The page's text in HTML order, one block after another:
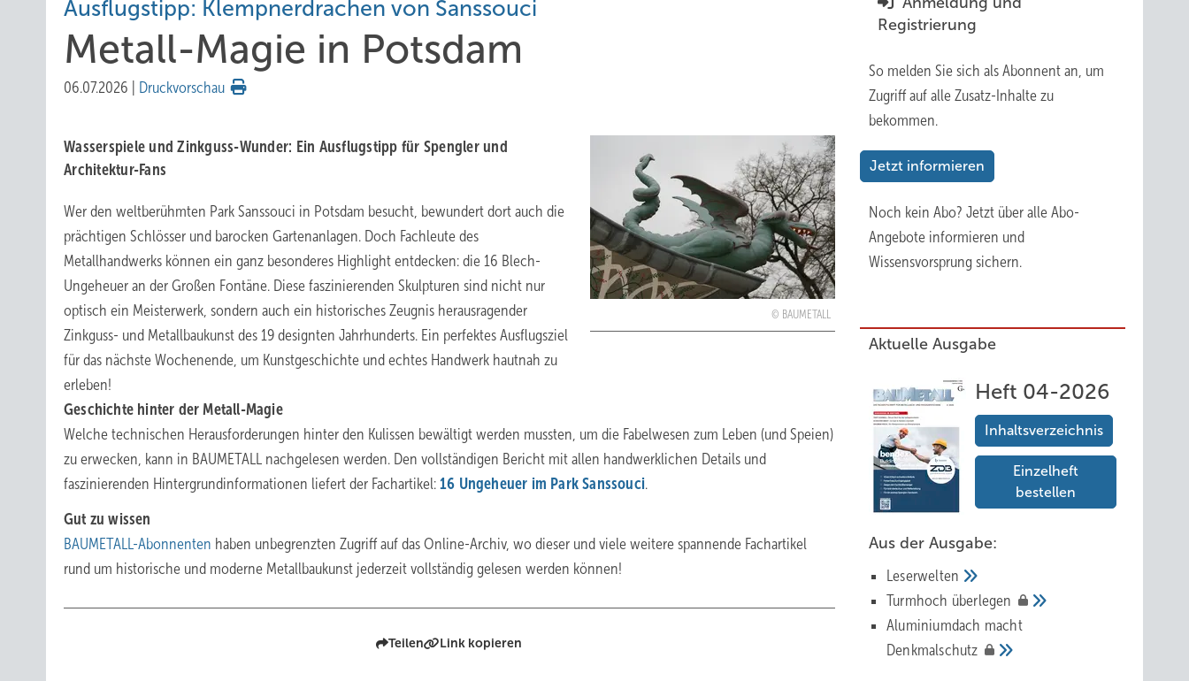
Ausflugstipp: Klempnerdrachen von Sanssouci
Metall-Magie in Potsdam
06.07.2026 Druckvorschau
BAUMETALL
Wasserspiele und Zinkguss-Wunder: Ein Ausflugstipp für Spengler und
Architektur-Fans
Wer den weltberühmten Park Sanssouci in Potsdam besucht, bewundert dort auch die
prächtigen Schlösser und barocken Gartenanlagen. Doch Fachleute des
Metallhandwerks können ein ganz besonderes Highlight entdecken: die 16 Blech-
Ungeheuer an der Großen Fontäne. Diese faszinierenden Skulpturen sind nicht nur
optisch ein Meisterwerk, sondern auch ein historisches Zeugnis herausragender
Zinkguss- und Metallbaukunst des 19 designten Jahrhunderts. Ein perfektes Ausflugsziel
für das nächste Wochenende, um Kunstgeschichte und echtes Handwerk hautnah zu
erleben!
Geschichte hinter der Metall-Magie
Welche technischen Herausforderungen hinter den Kulissen bewältigt werden mussten, um die Fabelwesen zum Leben (und Speien)
zu erwecken, kann in BAUMETALL nachgelesen werden. Den vollständigen Bericht mit allen handwerklichen Details und
faszinierenden Hintergrundinformationen liefert der Fachartikel: 16 Ungeheuer im Park Sanssouci.
Gut zu wissen
BAUMETALL-Abonnenten haben unbegrenzten Zugriff auf das Online-Archiv, wo dieser und viele weitere spannende Fachartikel
rund um historische und moderne Metallbaukunst jederzeit vollständig gelesen werden können!
Teilen Link kopieren
Registrierung
So melden Sie sich als Abonnent an, um
Zugriff auf alle Zusatz-Inhalte zu
bekommen.
Jetzt informieren
Noch kein Abo? Jetzt über alle Abo-
Angebote informieren und
Wissensvorsprung sichern.
Aktuelle Ausgabe
Heft 04-2026
Inhaltsverzeichnis
Einzelheft
bestellen
Aus der Ausgabe:
Leserwelten
Tur mhoch überlegen
Aluminiumdach macht
Denkmalschutz